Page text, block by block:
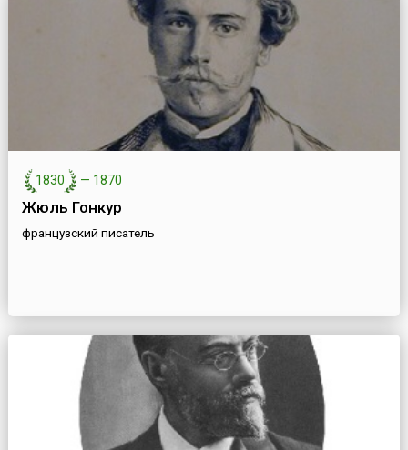
1830 — 1870
Жюль Гонкур
французский писатель